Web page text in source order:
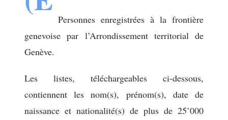
Personnes enregistrées à la frontière
genevoise par l’Arrondissement territorial de
Genève.
Les listes, téléchargeables ci-dessous,
contiennent les nom(s), prénom(s), date de
naissance et nationalité(s) de plus de 25’000